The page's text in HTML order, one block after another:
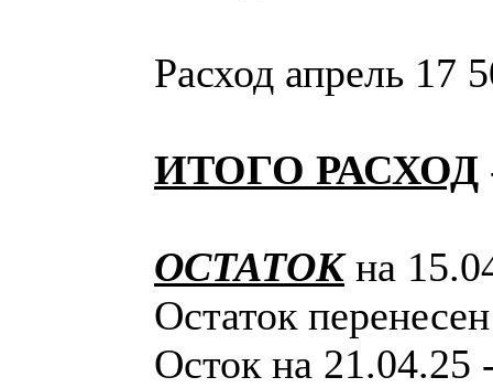
Расход апрель 17
ИТОГО РАСХОД
ОСТАТОКна
Остаток
Осток на 21.04.25